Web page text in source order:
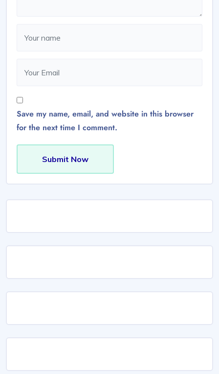
Save my name, email, and website in this browser
for the next time I comment.
Submit Now